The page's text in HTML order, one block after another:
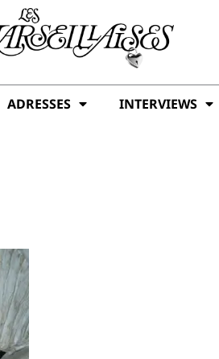
ADRESSES INTERVIEWS